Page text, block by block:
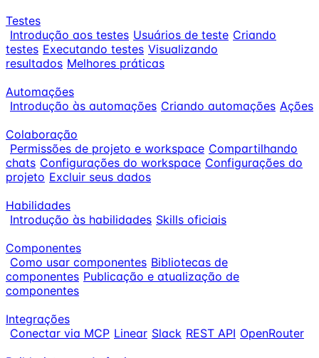
Testes
Introdução aos testes Usuários de teste Criando
testes Executando testes Visualizando
resultados Melhores práticas
Automações
Introdução às automações Criando automações Ações
Colaboração
Permissões de projeto e workspace Compartilhando
chats Configurações do workspace Configurações do
projeto Excluir seus dados
Habilidades
Introdução às habilidades Skills oficiais
Componentes
Como usar componentes Bibliotecas de
componentes Publicação e atualização de
componentes
Integrações
Conectar via MCP Linear Slack REST API OpenRouter